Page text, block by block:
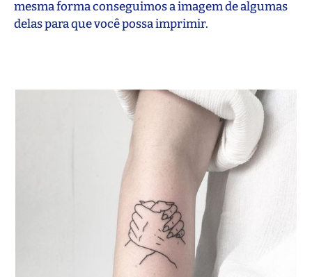
mesma forma conseguimos a imagem de algumas
delas para que você possa imprimir.